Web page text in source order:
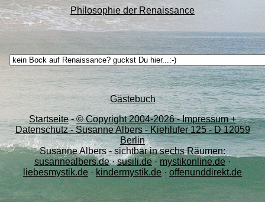
Philosophie der Renaissance
Gästebuch
Startseite-© Copyright 2004-2026 - Impressum +
Datenschutz - Susanne Albers - Kiehlufer 125 - D 12059
Berlin
Susanne Albers - sichtbar in sechs Räumen:
susannealbers.de·susili.de·mystikonline.de·
liebesmystik.de · kindermystik.de· offenunddirekt.de